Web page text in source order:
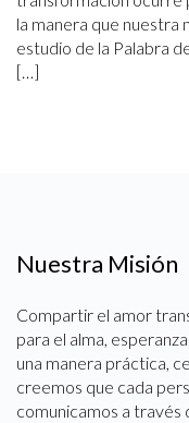
la manera que nuestra
estudio de la Palabra
[…]
Nuestra Misión
Compartir el amor
para el alma,
una manera práctica,
creemos que cada
comunicamos a través